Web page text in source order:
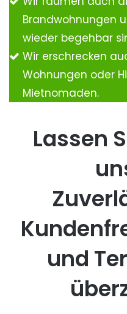
Brandwohnungen
wieder begehbar
Wir erschrecken
Wohnungen oder
Mietnomaden.
Lassen
und